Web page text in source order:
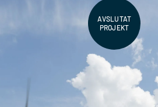
AVSLUTAT
PROJEKT